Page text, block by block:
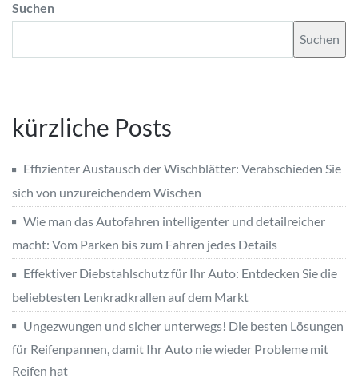
Suchen
Suchen
kürzliche Posts
Effizienter Austausch der Wischblätter: Verabschieden Sie
sich von unzureichendem Wischen
Wie man das Autofahren intelligenter und detailreicher
macht: Vom Parken bis zum Fahren jedes Details
Effektiver Diebstahlschutz für Ihr Auto: Entdecken Sie die
beliebtesten Lenkradkrallen auf dem Markt
Ungezwungen und sicher unterwegs! Die besten Lösungen
für Reifenpannen, damit Ihr Auto nie wieder Probleme mit
Reifen hat